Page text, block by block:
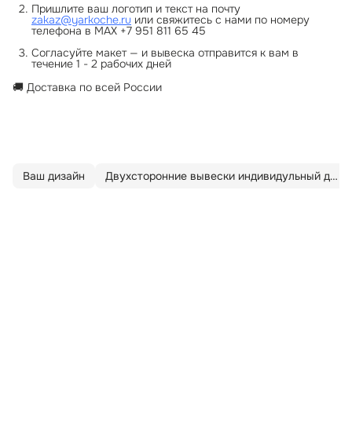
Пришлите ваш логотип и текст на почту
zakaz@yarkoche.ru или свяжитесь с нами по номеру
телефона в МАХ +7 951 811 65 45
Согласуйте макет — и вывеска отправится к вам в
течение 1 - 2 рабочих дней
🚚 Доставка по всей России
Ваш дизайн Двухсторонние вывески индивидульный дизайн